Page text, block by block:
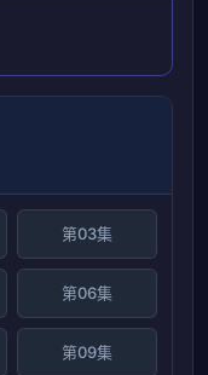
第03集
第06集
第09集